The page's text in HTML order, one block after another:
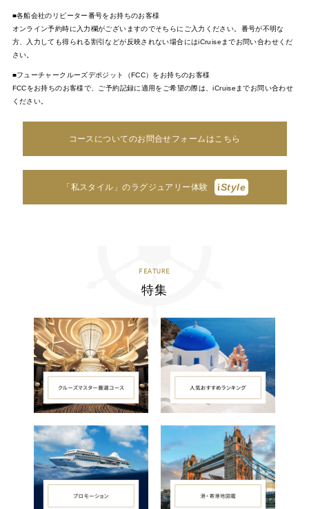
■各船会社のリピーター番号をお持ちのお客様
オンライン予約時に入力欄がございますのでそちらにご入力ください。番号が不明な
方、入力しても得られる割引などが反映されない場合にはiCruiseまでお問い合わせくだ
さい。
■フューチャークルーズデポジット（FCC）をお持ちのお客様
FCCをお持ちのお客様で、ご予約記録に適用をご希望の際は、iCruiseまでお問い合わせ
ください。
コースについてのお問合せフォームはこちら
「私スタイル」のラグジュアリー体験 iStyle
FEATURE
特集